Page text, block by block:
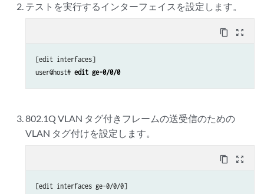
テストを実行するインターフェイスを設定します。
content_copy zoom_out_map
[edit interfaces]
user@host# edit ge-0/0/0
802.1Q VLAN タグ付きフレームの送受信のための
VLAN タグ付けを設定します。
content_copy zoom_out_map
[edit interfaces ge-0/0/0]